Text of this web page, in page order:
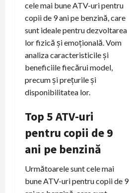
cele mai bune ATV-uri pentru
copii de 9 ani pe benzină, care
sunt ideale pentru dezvoltarea
lor fizică și emoțională. Vom
analiza caracteristicile și
beneficiile fiecărui model,
precum și prețurile și
disponibilitatea lor.
Top 5 ATV-uri
pentru copii de 9
ani pe benzină
Următoarele sunt cele mai
bune ATV-uri pentru copii de 9